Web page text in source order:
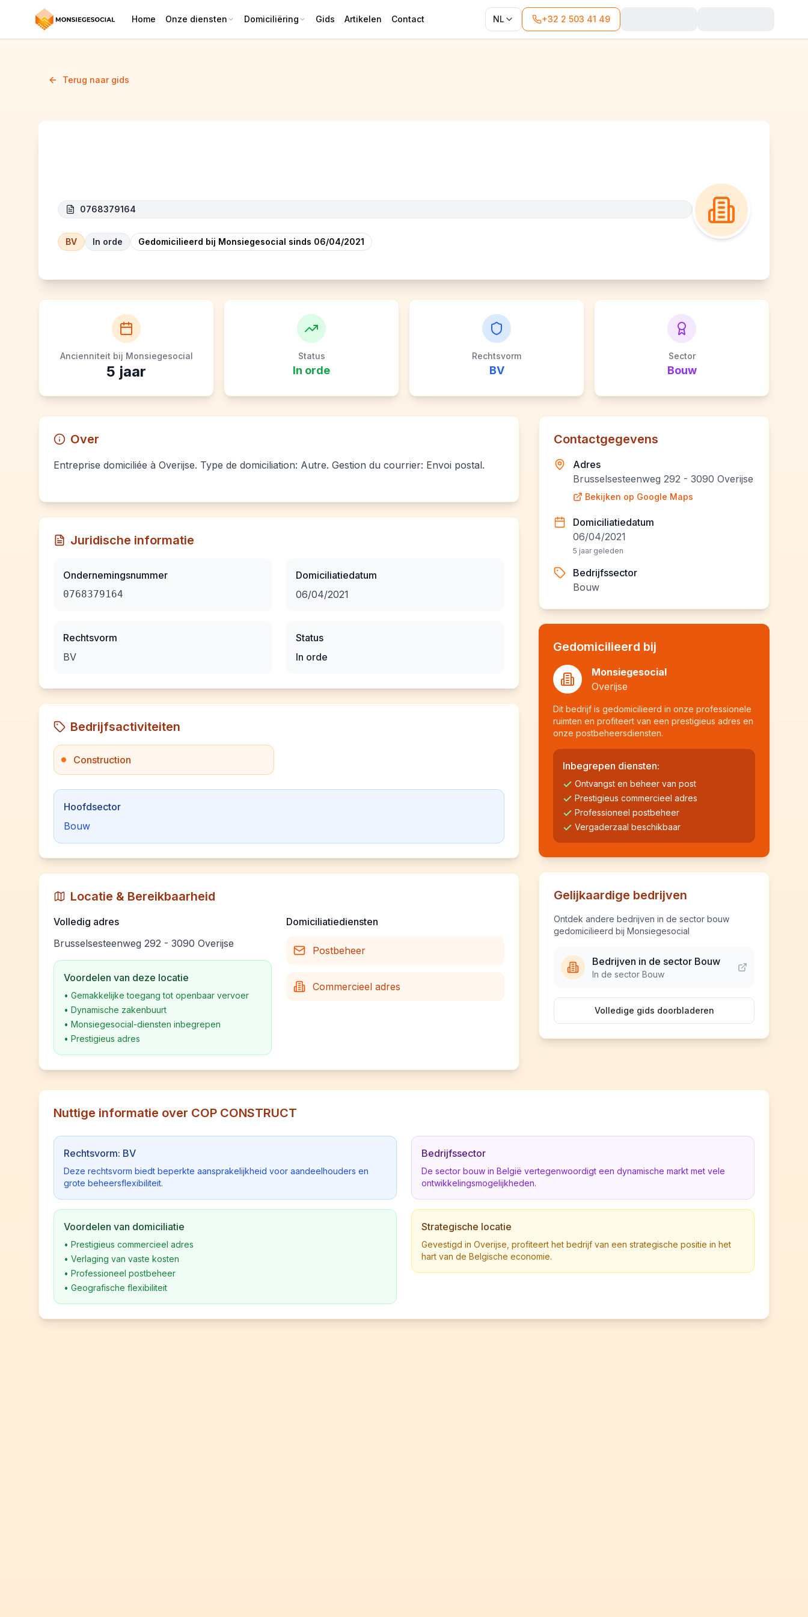
Home Onze diensten Domiciliëring Gids Artikelen Contact NL +32 2 503 41 49
Terug naar gids
0768379164
BV In orde Gedomicilieerd bij Monsiegesocial sinds 06/04/2021
Ancienniteit bij Monsiegesocial
5 jaar
Status
In orde
Rechtsvorm
BV
Sector
Bouw
Over
Entreprise domiciliée à Overijse. Type de domiciliation: Autre. Gestion du courrier: Envoi postal.
Juridische informatie
Ondernemingsnummer
0768379164
Rechtsvorm
BV
Domiciliatiedatum
06/04/2021
Status
In orde
Bedrijfsactiviteiten
Construction
Hoofdsector
Bouw
Locatie & Bereikbaarheid
Volledig adres
Brusselsesteenweg 292 - 3090 Overijse
Voordelen van deze locatie
• Gemakkelijke toegang tot openbaar vervoer
• Dynamische zakenbuurt
• Monsiegesocial-diensten inbegrepen
• Prestigieus adres
Domiciliatiediensten
Postbeheer
Commercieel adres
Contactgegevens
Adres
Brusselsesteenweg 292 - 3090 Overijse
Bekijken op Google Maps
Domiciliatiedatum
06/04/2021
5 jaar geleden
Bedrijfssector
Bouw
Gedomicilieerd bij
Monsiegesocial
Overijse
Dit bedrijf is gedomicilieerd in onze professionele
ruimten en profiteert van een prestigieus adres en
onze postbeheersdiensten.
Inbegrepen diensten:
Ontvangst en beheer van post
Prestigieus commercieel adres
Professioneel postbeheer
Vergaderzaal beschikbaar
Gelijkaardige bedrijven
Ontdek andere bedrijven in de sector bouw
gedomicilieerd bij Monsiegesocial
Bedrijven in de sector Bouw
In de sector Bouw
Volledige gids doorbladeren
Nuttige informatie over COP CONSTRUCT
Rechtsvorm: BV
Deze rechtsvorm biedt beperkte aansprakelijkheid voor aandeelhouders en
grote beheersflexibiliteit.
Voordelen van domiciliatie
• Prestigieus commercieel adres
• Verlaging van vaste kosten
• Professioneel postbeheer
• Geografische flexibiliteit
Bedrijfssector
De sector bouw in België vertegenwoordigt een dynamische markt met vele
ontwikkelingsmogelijkheden.
Strategische locatie
Gevestigd in Overijse, profiteert het bedrijf van een strategische positie in het
hart van de Belgische economie.